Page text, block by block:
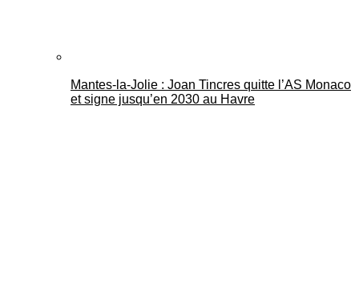
Mantes-la-Jolie : Joan Tincres quitte l’AS Monaco
et signe jusqu’en 2030 au Havre